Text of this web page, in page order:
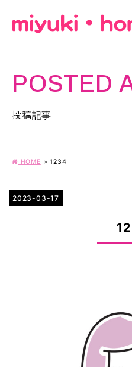
POSTED
投稿記事
HOME >1234
2023-03-17